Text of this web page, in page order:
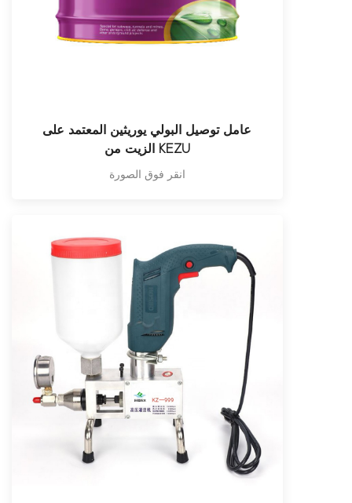
عامل توصيل البولي يوريثين المعتمد على
الزيت من KEZU
انقر فوق الصورة